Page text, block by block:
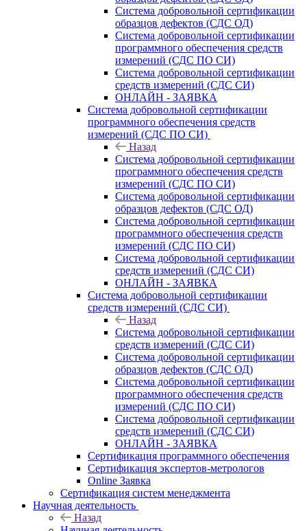
Система добровольной сертификации
образцов дефектов (СДС ОД)
Система добровольной сертификации
программного обеспечения средств
измерений (СДС ПО СИ)
Система добровольной сертификации
средств измерений (СДС СИ)
ОНЛАЙН - ЗАЯВКА
Система добровольной сертификации
программного обеспечения средств
измерений (СДС ПО СИ)
Назад
Система добровольной сертификации
программного обеспечения средств
измерений (СДС ПО СИ)
Система добровольной сертификации
образцов дефектов (СДС ОД)
Система добровольной сертификации
программного обеспечения средств
измерений (СДС ПО СИ)
Система добровольной сертификации
средств измерений (СДС СИ)
ОНЛАЙН - ЗАЯВКА
Система добровольной сертификации
средств измерений (СДС СИ)
Назад
Система добровольной сертификации
средств измерений (СДС СИ)
Система добровольной сертификации
образцов дефектов (СДС ОД)
Система добровольной сертификации
программного обеспечения средств
измерений (СДС ПО СИ)
Система добровольной сертификации
средств измерений (СДС СИ)
ОНЛАЙН - ЗАЯВКА
Сертификация программного обеспечения
Сертификация экспертов-метрологов
Online Заявка
Сертификация систем менеджмента
Научная деятельность
Назад